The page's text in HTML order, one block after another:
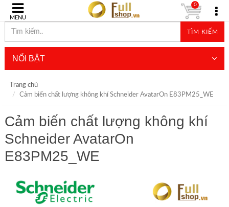
MENU
TÌM KIẾM
0
NỔI BẬT
Trang chủ
Cảm biến chất lượng không khí Schneider AvatarOn E83PM25_WE
Cảm biến chất lượng không khí
Schneider AvatarOn
E83PM25_WE